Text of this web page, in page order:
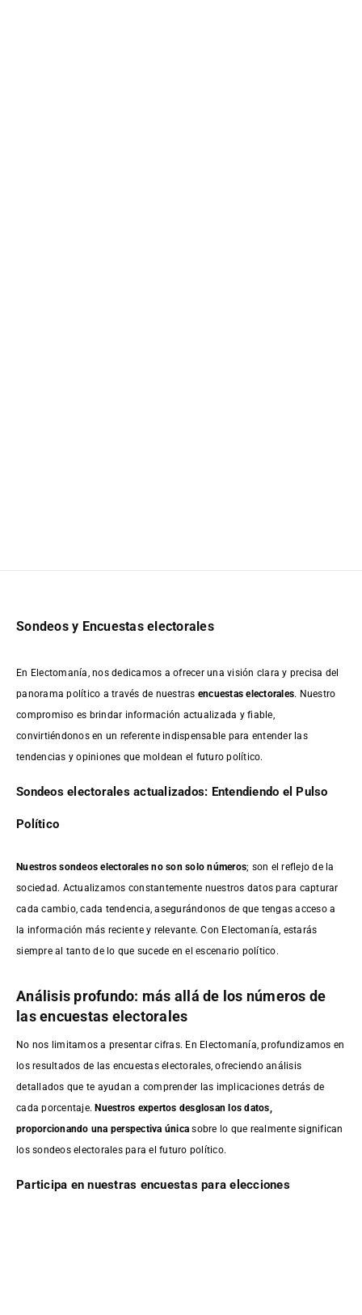
Sondeos y Encuestas electorales
En Electomanía, nos dedicamos a ofrecer una visión clara y precisa del
panorama político a través de nuestras encuestas electorales. Nuestro
compromiso es brindar información actualizada y fiable,
convirtiéndonos en un referente indispensable para entender las
tendencias y opiniones que moldean el futuro político.
Sondeos electorales actualizados: Entendiendo el Pulso
Político
Nuestros sondeos electorales no son solo números; son el reflejo de la
sociedad. Actualizamos constantemente nuestros datos para capturar
cada cambio, cada tendencia, asegurándonos de que tengas acceso a
la información más reciente y relevante. Con Electomanía, estarás
siempre al tanto de lo que sucede en el escenario político.
Análisis profundo: más allá de los números de
las encuestas electorales
No nos limitamos a presentar cifras. En Electomanía, profundizamos en
los resultados de las encuestas electorales, ofreciendo análisis
detallados que te ayudan a comprender las implicaciones detrás de
cada porcentaje.Nuestros expertos desglosan los datos,
proporcionando una perspectiva única sobre lo que realmente significan
los sondeos electorales para el futuro político.
Participa en nuestras encuestas para elecciones